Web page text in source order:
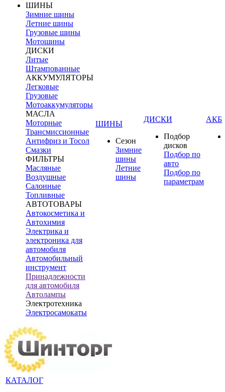
ШИНЫ
Зимние шины
Летние шины
Грузовые шины
Мотошины
ДИСКИ
Литые
Штампованные
АККУМУЛЯТОРЫ
Легковые
Грузовые
Мотоаккумуляторы
МАСЛА
Моторные
Трансмиссионные
Антифриз и Тосол
Смазки
ФИЛЬТРЫ
Масляные
Воздушные
Салонные
Топливные
АВТОТОВАРЫ
Автокосметика и
Автохимия
Электрика и
электроника для
автомобиля
Автомобильный
инструмент
Принадлежности
для автомобиля
Автолампы
Электротехника
Электросамокаты
ШИНЫ
Сезон
Зимние
шины
Летние
шины
ДИСКИ
Подбор
дисков
Подбор по
авто
Подбор по
параметрам
АКБ
КАТАЛОГ